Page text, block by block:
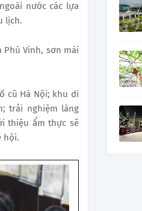
nước các lựa
lịch.
Phú Vinh, sơn mài
cũ Hà Nội; khu di
trải nghiệm làng
thiệu ẩm thực sẽ
hội.